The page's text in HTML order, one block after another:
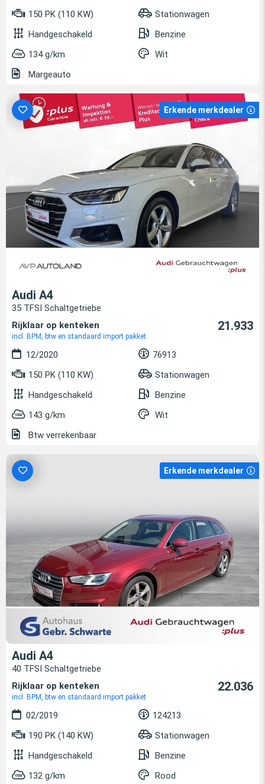
150 PK (110 KW)
Stationwagen
Handgeschakeld
Benzine
134 g/km
Wit
Margeauto
Erkende merkdealer
Audi A4
35 TFSI Schaltgetriebe
Rijklaar op kenteken
incl. BPM, btw en standaard import pakket
21.933
12/2020
76913
150 PK (110 KW)
Stationwagen
Handgeschakeld
Benzine
143 g/km
Wit
Btw verrekenbaar
Erkende merkdealer
Audi A4
40 TFSI Schaltgetriebe
Rijklaar op kenteken
incl. BPM, btw en standaard import pakket
22.036
02/2019
124213
190 PK (140 KW)
Stationwagen
Handgeschakeld
Benzine
132 g/km
Rood